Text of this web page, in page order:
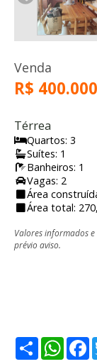
Venda
R$
Térrea
Quartos: 3
Suítes: 1
Banheiros: 1
Vagas: 2
Área
Área total:
Valores informados
prévio aviso.
Share